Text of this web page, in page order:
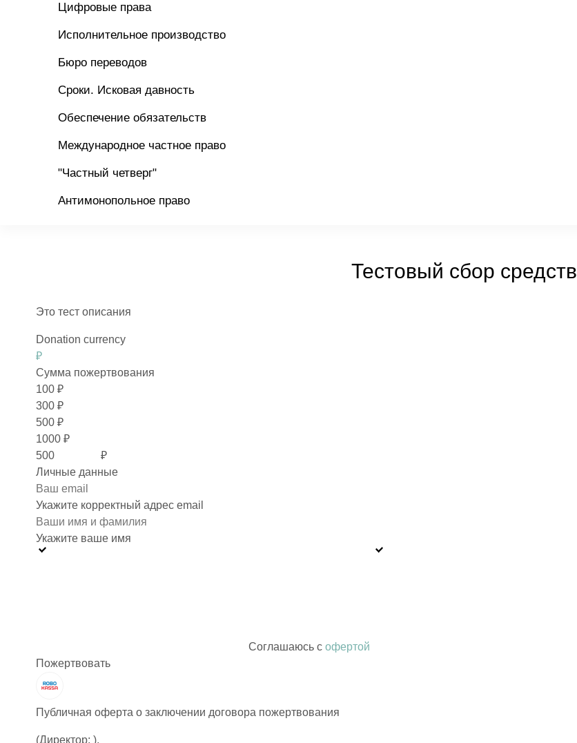
Цифровые права
Исполнительное производство
Бюро переводов
Сроки. Исковая давность
Обеспечение обязательств
Международное частное право
"Частный четверг"
Антимонопольное право
Тестовый сбор средств
Это тест описания
Donation currency
₽
Сумма пожертвования
100 ₽
300 ₽
500 ₽
1000 ₽
₽
Личные данные
Укажите корректный адрес email
Укажите ваше имя
Соглашаюсь с офертой
Публичная оферта о заключении договора пожертвования
(Директор: ),